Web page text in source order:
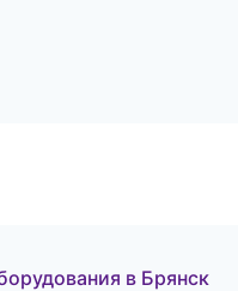
в Брянск